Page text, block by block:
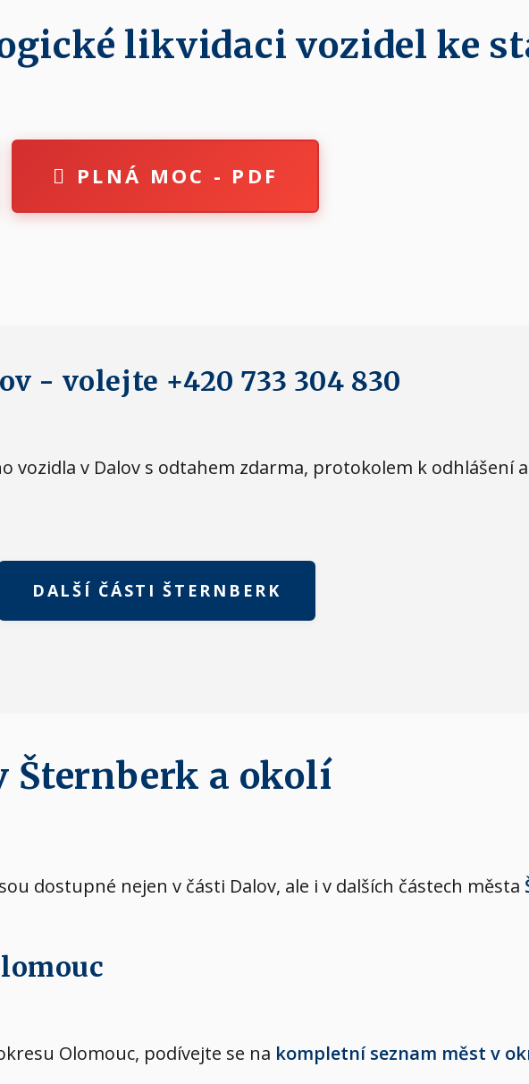
likvidaci vozidel ke
PLNÁ MOC - PDF
- volejte +420 733 304 830
vozidla v Dalov s odtahem zdarma, protokolem k odhlášení
DALŠÍ ČÁSTI ŠTERNBERK
Šternberk a okolí
dostupné nejen v části Dalov, ale i v dalších částech města
Olomouc, podívejte se na kompletní seznam měst v